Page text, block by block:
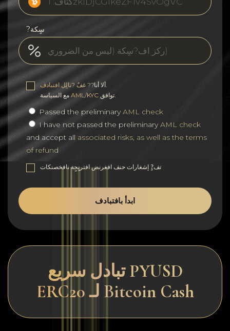
?سٍكة
ألا أنا?? غفٌ ?نالٍل افتبادف
AML/KYC
Passed the preliminaryAML check
I have not passed the preliminaryAML check
and accept all associated risks, as well as the terms
of refund
تف?ٍ إشغارات حنف افغرنض افترنٍجٍة نافخصنكات
ابدأ بافتبادف
تبادل سريع PYUSD
ERC20 لـ Bitcoin Cash